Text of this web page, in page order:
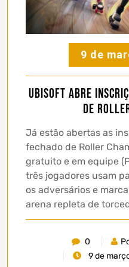
9 de
Ubisoft abre
de
Já estão abertas as
fechado de Roller
gratuito e em equipe
três jogadores usam
os adversários e
arena repleta de
0
9 de